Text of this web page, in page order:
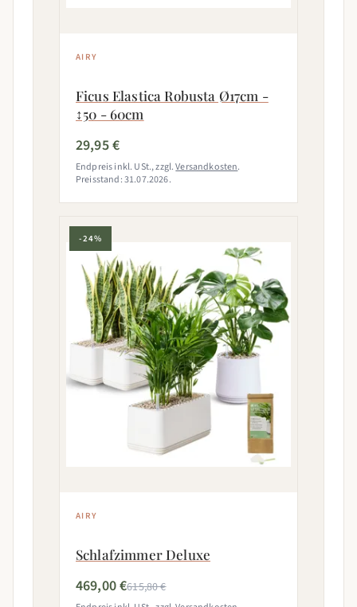
AIRY
Ficus Elastica Robusta Ø17cm -
↕50 - 60cm
29,95 €
Endpreis inkl. USt., zzgl.Versandkosten.
Preisstand: 31.07.2026.
-24%
AIRY
Schlafzimmer Deluxe
469,00 €615,80 €